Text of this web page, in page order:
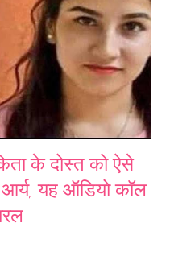
के दोस्त को ऐसे
यह ऑडियो कॉल